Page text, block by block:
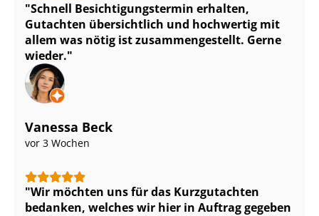
Schnell Be­sich­ti­gungs­ter­min erhalten,
Gutachten übersichtlich und hochwertig mit
allem was nötig ist zu­sam­men­ge­stellt. Gerne
wieder.
Vanessa Beck
vor 3 Wochen
Wir möchten uns für das Kurzgutachten
bedanken, welches wir hier in Auftrag gegeben